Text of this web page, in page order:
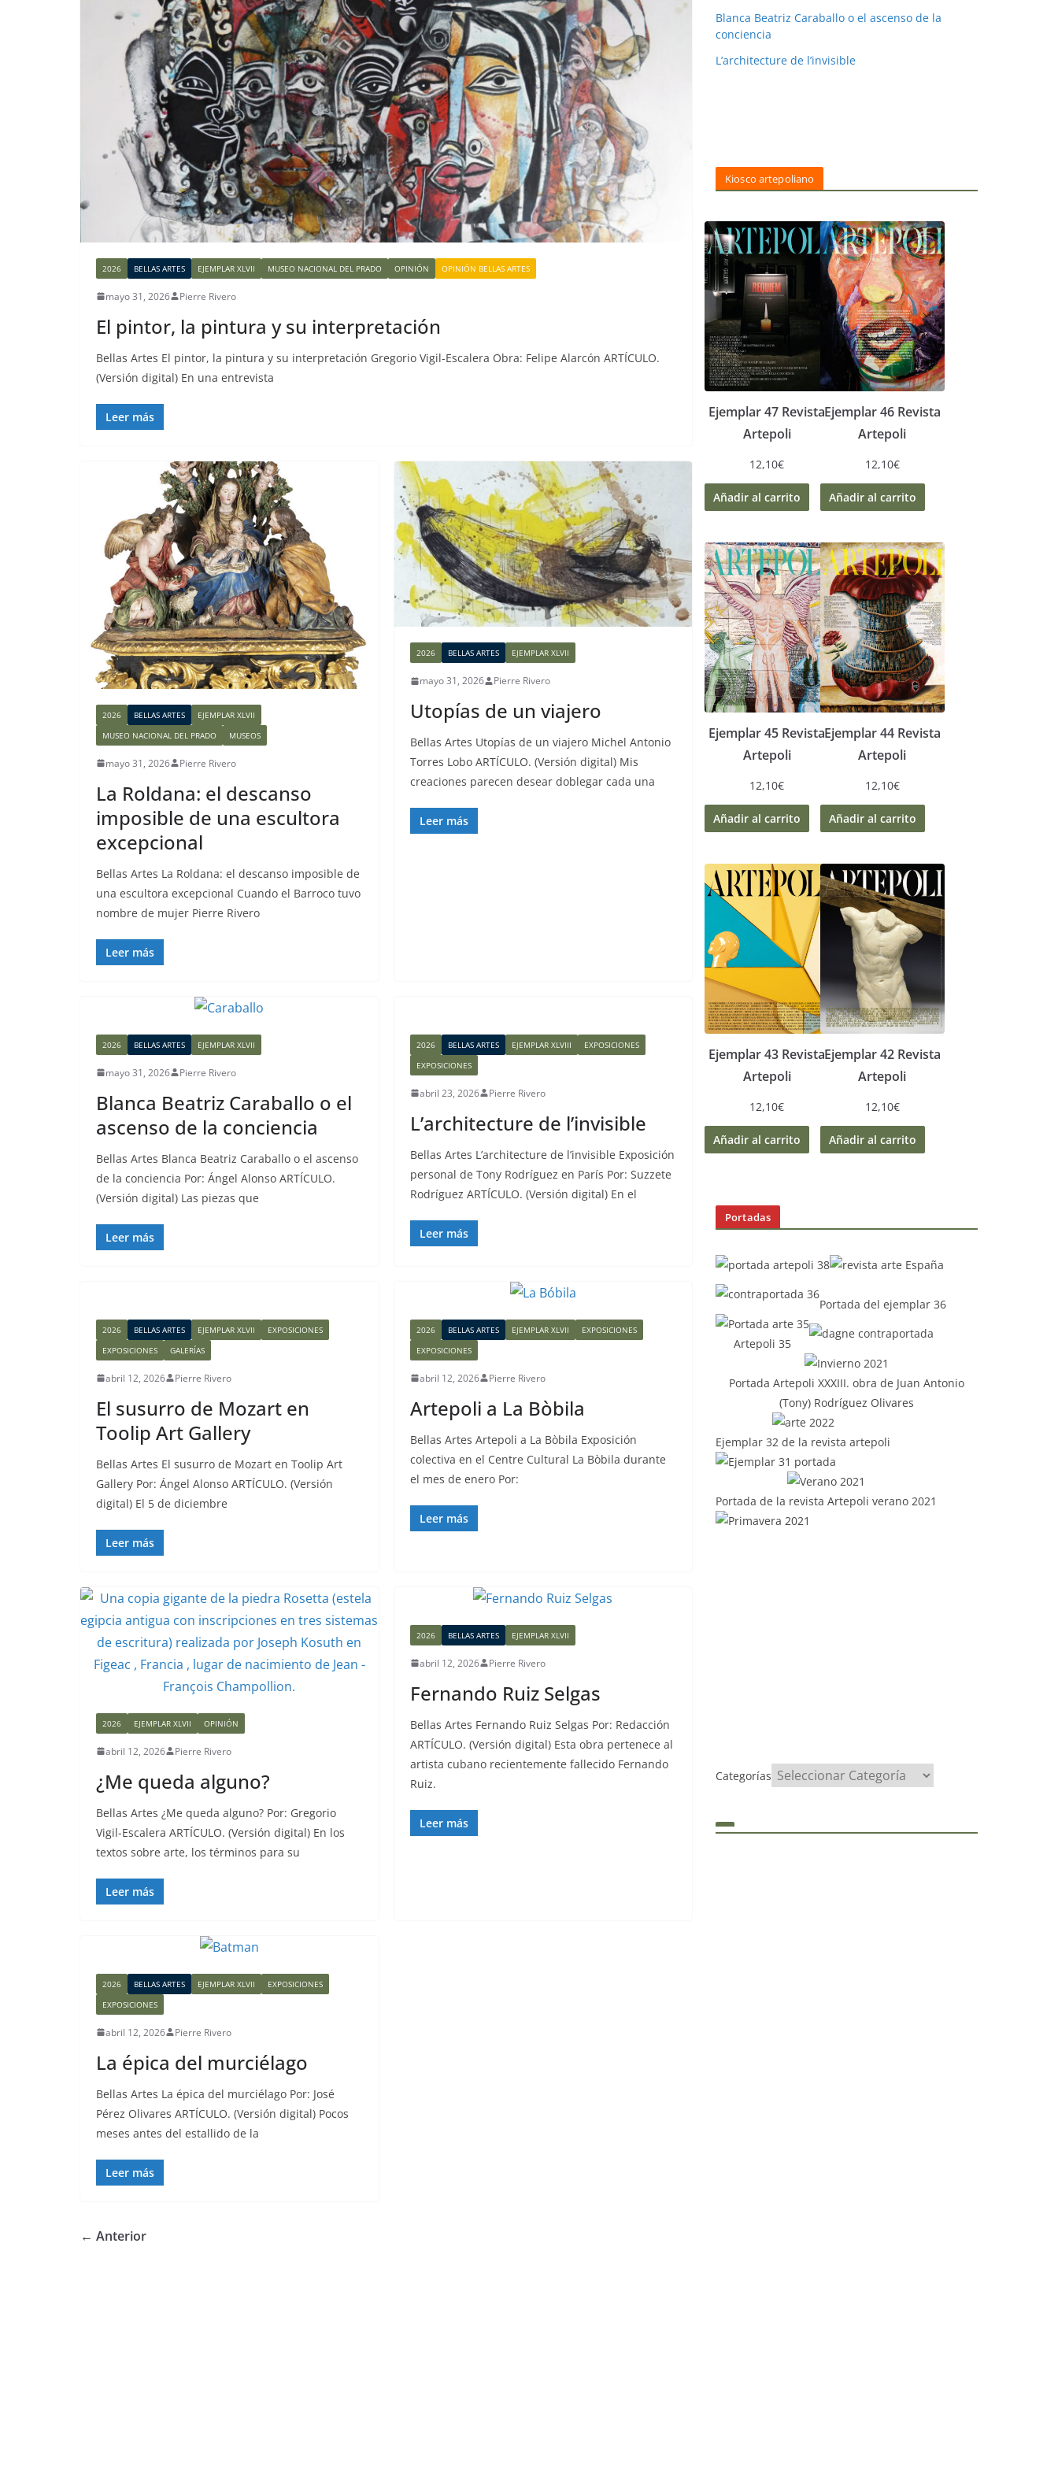
2026 BELLAS ARTES EJEMPLAR XLVII MUSEO NACIONAL DEL PRADO OPINIÓN OPINIÓN BELLAS ARTES
mayo 31, 2026 Pierre Rivero
El pintor, la pintura y su interpretación
Bellas Artes El pintor, la pintura y su interpretación Gregorio Vigil-Escalera Obra: Felipe Alarcón ARTÍCULO.
(Versión digital) En una entrevista
Leer más
2026 BELLAS ARTES
EJEMPLAR XLVII
MUSEO NACIONAL DEL PRADO
MUSEOS
mayo 31, 2026 Pierre Rivero
La Roldana: el descanso
imposible de una escultora
excepcional
Bellas Artes La Roldana: el descanso imposible de
una escultora excepcional Cuando el Barroco tuvo
nombre de mujer Pierre Rivero
Leer más
2026 BELLAS ARTES EJEMPLAR XLVII
mayo 31, 2026 Pierre Rivero
Utopías de un viajero
Bellas Artes Utopías de un viajero Michel Antonio
Torres Lobo ARTÍCULO. (Versión digital) Mis
creaciones parecen desear doblegar cada una
Leer más
2026 BELLAS ARTES EJEMPLAR XLVII
mayo 31, 2026 Pierre Rivero
Blanca Beatriz Caraballo o el
ascenso de la conciencia
Bellas Artes Blanca Beatriz Caraballo o el ascenso
de la conciencia Por: Ángel Alonso ARTÍCULO.
(Versión digital) Las piezas que
Leer más
2026 BELLAS ARTES EJEMPLAR XLVIII
EXPOSICIONES
EXPOSICIONES
abril 23, 2026 Pierre Rivero
L’architecture de l’invisible
Bellas Artes L’architecture de l’invisible Exposición
personal de Tony Rodríguez en París Por: Suzzete
Rodríguez ARTÍCULO. (Versión digital) En el
Leer más
2026 BELLAS ARTES EJEMPLAR XLVII
EXPOSICIONES
EXPOSICIONES
GALERÍAS
abril 12, 2026 Pierre Rivero
El susurro de Mozart en
Toolip Art Gallery
Bellas Artes El susurro de Mozart en Toolip Art
Gallery Por: Ángel Alonso ARTÍCULO. (Versión
digital) El 5 de diciembre
Leer más
2026 BELLAS ARTES EJEMPLAR XLVII
EXPOSICIONES
EXPOSICIONES
abril 12, 2026 Pierre Rivero
Artepoli a La Bòbila
Bellas Artes Artepoli a La Bòbila Exposición
colectiva en el Centre Cultural La Bòbila durante
el mes de enero Por:
Leer más
2026 EJEMPLAR XLVII OPINIÓN
abril 12, 2026 Pierre Rivero
¿Me queda alguno?
Bellas Artes ¿Me queda alguno? Por: Gregorio
Vigil-Escalera ARTÍCULO. (Versión digital) En los
textos sobre arte, los términos para su
Leer más
2026 BELLAS ARTES EJEMPLAR XLVII
abril 12, 2026 Pierre Rivero
Fernando Ruiz Selgas
Bellas Artes Fernando Ruiz Selgas Por: Redacción
ARTÍCULO. (Versión digital) Esta obra pertenece al
artista cubano recientemente fallecido Fernando
Ruiz.
Leer más
2026 BELLAS ARTES EJEMPLAR XLVII
EXPOSICIONES
EXPOSICIONES
abril 12, 2026 Pierre Rivero
La épica del murciélago
Bellas Artes La épica del murciélago Por: José
Pérez Olivares ARTÍCULO. (Versión digital) Pocos
meses antes del estallido de la
Leer más
← Anterior
Blanca Beatriz Caraballo o el ascenso de la
conciencia
L’architecture de l’invisible
Kiosco artepoliano
Ejemplar 47 Revista
Artepoli
12,10€
Añadir al carrito
Ejemplar 46 Revista
Artepoli
12,10€
Añadir al carrito
Ejemplar 45 Revista
Artepoli
12,10€
Añadir al carrito
Ejemplar 44 Revista
Artepoli
12,10€
Añadir al carrito
Ejemplar 43 Revista
Artepoli
12,10€
Añadir al carrito
Ejemplar 42 Revista
Artepoli
12,10€
Añadir al carrito
Portadas
Portada del ejemplar 36
Artepoli 35
Portada Artepoli XXXIII. obra de Juan Antonio
(Tony) Rodríguez Olivares
Ejemplar 32 de la revista artepoli
Portada de la revista Artepoli verano 2021
Categorías